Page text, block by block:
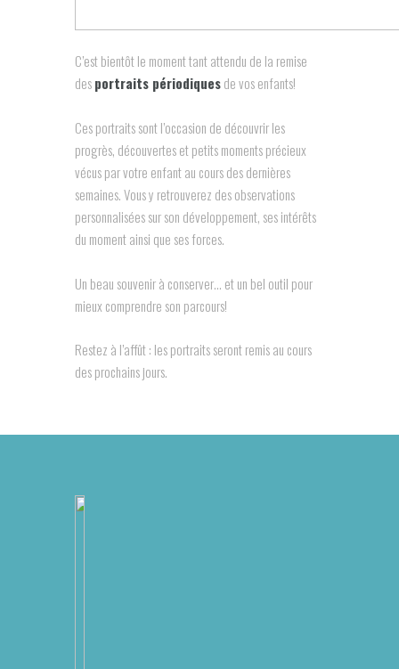
C’est bientôt le moment tant attendu de la remise
desportraits périodiquesde vos enfants!
Ces portraits sont l’occasion de découvrir les
progrès, découvertes et petits moments précieux
vécus par votre enfant au cours des dernières
semaines. Vous y retrouverez des observations
personnalisées sur son développement, ses intérêts
du moment ainsi que ses forces.
Un beau souvenir à conserver… et un bel outil pour
mieux comprendre son parcours!
Restez à l’affût : les portraits seront remis au cours
des prochains jours.